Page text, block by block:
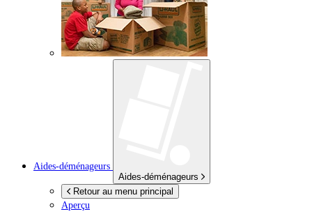
Aides-déménageurs
Aides-déménageurs
Retour au menu principal
Aperçu